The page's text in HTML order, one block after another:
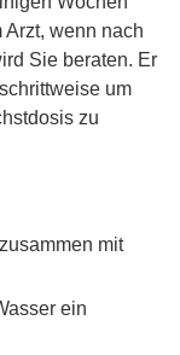
wenn nach
Sie beraten. Er
um
zu
mit
ein